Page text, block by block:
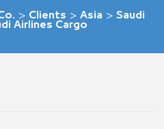
> Clients > Asia > Saudi
Airlines Cargo